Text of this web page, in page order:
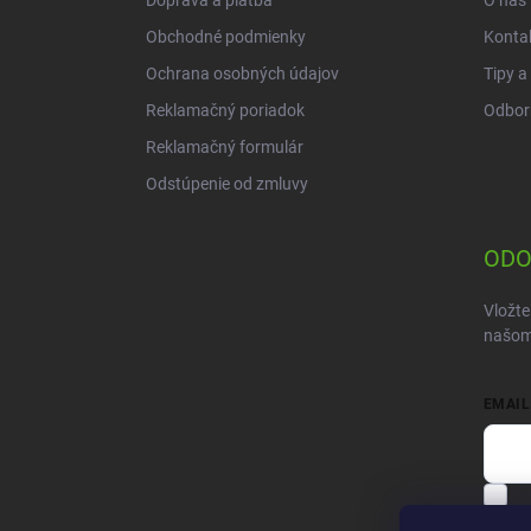
Obchodné podmienky
Ochrana osobných údajov
Reklamačný poriadok
Reklamačný formulár
Odstúpenie od zmluvy
Tipy
EMAIL